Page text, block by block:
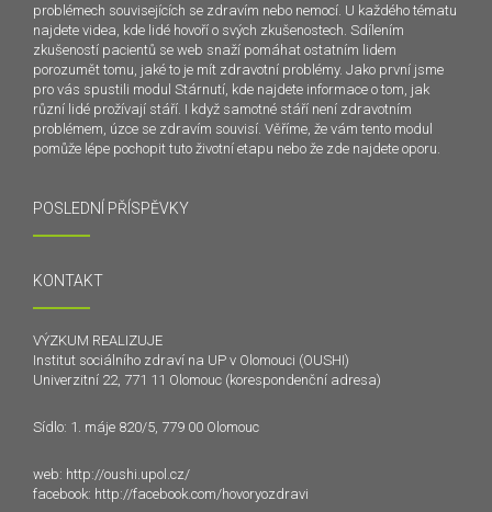
problémech souvisejících se zdravím nebo nemocí. U každého tématu
najdete videa, kde lidé hovoří o svých zkušenostech. Sdílením
zkušeností pacientů se web snaží pomáhat ostatním lidem
porozumět tomu, jaké to je mít zdravotní problémy. Jako první jsme
pro vás spustili modul Stárnutí, kde najdete informace o tom, jak
různí lidé prožívají stáří. I když samotné stáří není zdravotním
problémem, úzce se zdravím souvisí. Věříme, že vám tento modul
pomůže lépe pochopit tuto životní etapu nebo že zde najdete oporu.
POSLEDNÍ PŘÍSPĚVKY
KONTAKT
VÝZKUM REALIZUJE
Institut sociálního zdraví na UP v Olomouci (OUSHI)
Univerzitní 22, 771 11 Olomouc (korespondenční adresa)
Sídlo: 1. máje 820/5, 779 00 Olomouc
web: http://oushi.upol.cz/
facebook: http://facebook.com/hovoryozdravi